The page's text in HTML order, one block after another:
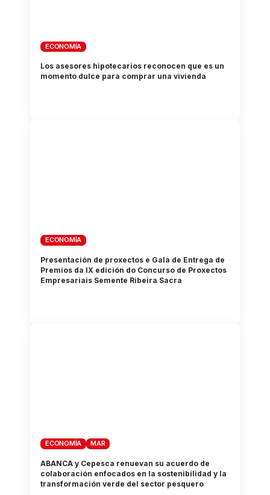
ECONOMÍA
Los asesores hipotecarios reconocen que es un
momento dulce para comprar una vivienda
ECONOMÍA
Presentación de proxectos e Gala de Entrega de
Premios da IX edición do Concurso de Proxectos
Empresariais Semente Ribeira Sacra
ECONOMÍA MAR
ABANCA y Cepesca renuevan su acuerdo de
colaboración enfocados en la sostenibilidad y la
transformación verde del sector pesquero